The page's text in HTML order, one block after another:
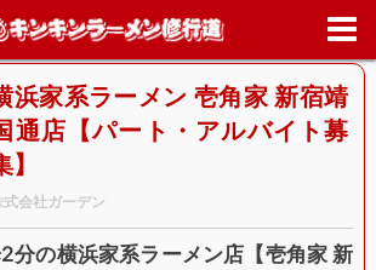
東京都>新宿区>横浜家系ラーメン 壱角家 新宿靖
バイト募集】
浜家系ラーメン 壱角家 新宿靖
通店【パート・アルバイト募
】
式会社ガーデン
分の横浜家系ラーメン店【壱角家 新